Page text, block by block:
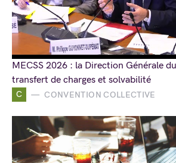
C CONVENTION COLLECTIVE
MECSS 2026 : la Direction Générale
transfert de charges et solvabilité